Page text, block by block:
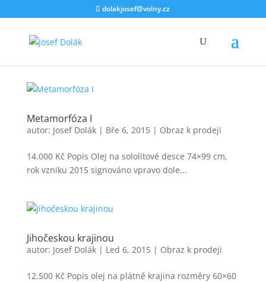
dolakjosef@volny.cz
Metamorfóza I
autor: Josef Dolák| Bře 6, 2015| Obraz k prodeji
14.000 Kč Popis Olej na sololitové desce 74×99 cm,
rok vzniku 2015 signováno vpravo dole...
Jihočeskou krajinou
autor: Josef Dolák| Led 6, 2015| Obraz k prodeji
12.500 Kč Popis olej na plátně krajina rozměry 60×60